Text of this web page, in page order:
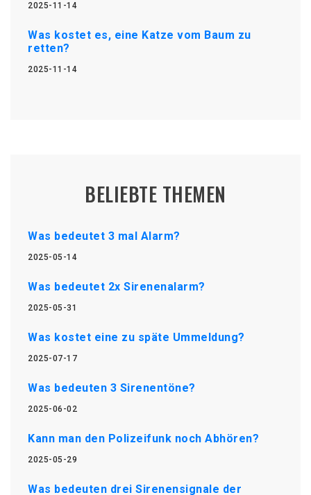
2025-11-14
Was kostet es, eine Katze vom Baum zu
retten?
2025-11-14
BELIEBTE THEMEN
Was bedeutet 3 mal Alarm?
2025-05-14
Was bedeutet 2x Sirenenalarm?
2025-05-31
Was kostet eine zu späte Ummeldung?
2025-07-17
Was bedeuten 3 Sirenentöne?
2025-06-02
Kann man den Polizeifunk noch Abhören?
2025-05-29
Was bedeuten drei Sirenensignale der